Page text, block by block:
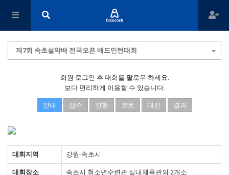
제7회 속초설악배 전국오픈 배드민턴대회
회원 로그인 후 대회를 팔로우 하세요.
보다 편리하게 이용할 수 있습니다.
안내 접수 진행 코트 대진 결과
대회지역 강원-속초시
대회장소 속초시 청소년수련관 실내체육관외 2개소